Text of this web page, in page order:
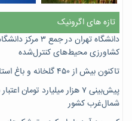
تازه های اگرونیک
دانشگاه تهران
کشاورزی محیط‌های کنترل‌شده
تاکنون بیش از ۴۵۰ گلخانه و باغ استان یزد شناسنامه‌دار شده‌اند
پیش‌بینی ۷‌ هزار میلیارد
شمال‌غرب کشور